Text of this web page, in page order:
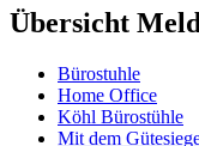
Übersicht
Bürostuhle
Home Office
Köhl Bürostühle
Mit dem